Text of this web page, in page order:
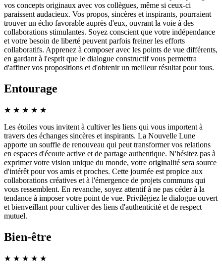
vos concepts originaux avec vos collègues, même si ceux-ci
paraissent audacieux. Vos propos, sincères et inspirants, pourraient
trouver un écho favorable auprès d'eux, ouvrant la voie à des
collaborations stimulantes. Soyez conscient que votre indépendance
et votre besoin de liberté peuvent parfois freiner les efforts
collaboratifs. Apprenez à composer avec les points de vue différents,
en gardant à l'esprit que le dialogue constructif vous permettra
d'affiner vos propositions et d'obtenir un meilleur résultat pour tous.
Entourage
★ ★ ★ ★ ★
Les étoiles vous invitent à cultiver les liens qui vous importent à
travers des échanges sincères et inspirants. La Nouvelle Lune
apporte un souffle de renouveau qui peut transformer vos relations
en espaces d'écoute active et de partage authentique. N'hésitez pas à
exprimer votre vision unique du monde, votre originalité sera source
d'intérêt pour vos amis et proches. Cette journée est propice aux
collaborations créatives et à l'émergence de projets communs qui
vous ressemblent. En revanche, soyez attentif à ne pas céder à la
tendance à imposer votre point de vue. Privilégiez le dialogue ouvert
et bienveillant pour cultiver des liens d'authenticité et de respect
mutuel.
Bien-être
★ ★ ★ ★ ★